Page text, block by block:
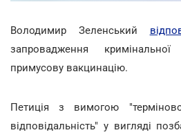
Володимир Зеленський
запровадження кримінальної
примусову вакцинацію.
Петиція з вимогою
відповідальність" у вигляді